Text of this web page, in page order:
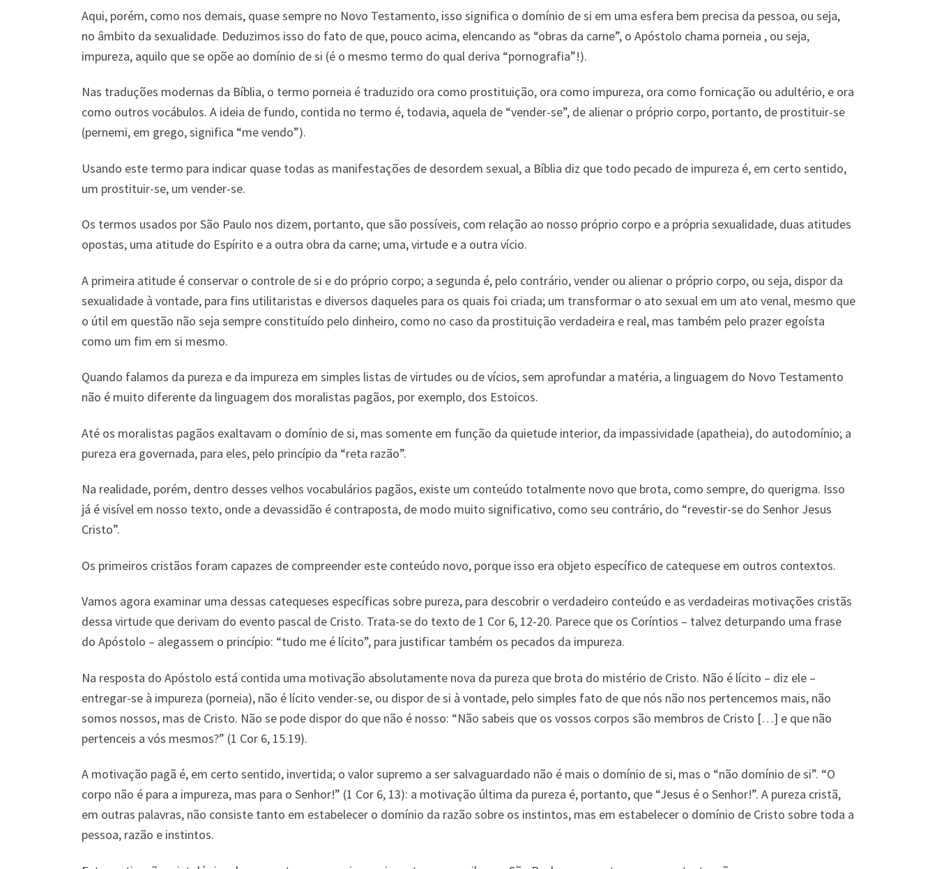
Aqui, porém, como nos demais, quase sempre no Novo Testamento, isso significa o domínio de si em uma esfera bem precisa da pessoa, ou seja,
no âmbito da sexualidade. Deduzimos isso do fato de que, pouco acima, elencando as “obras da carne”, o Apóstolo chama porneia , ou seja,
impureza, aquilo que se opõe ao domínio de si (é o mesmo termo do qual deriva “pornografia”!).
Nas traduções modernas da Bíblia, o termo porneia é traduzido ora como prostituição, ora como impureza, ora como fornicação ou adultério, e ora
como outros vocábulos. A ideia de fundo, contida no termo é, todavia, aquela de “vender-se”, de alienar o próprio corpo, portanto, de prostituir-se
(pernemi, em grego, significa “me vendo”).
Usando este termo para indicar quase todas as manifestações de desordem sexual, a Bíblia diz que todo pecado de impureza é, em certo sentido,
um prostituir-se, um vender-se.
Os termos usados por São Paulo nos dizem, portanto, que são possíveis, com relação ao nosso próprio corpo e a própria sexualidade, duas atitudes
opostas, uma atitude do Espírito e a outra obra da carne; uma, virtude e a outra vício.
A primeira atitude é conservar o controle de si e do próprio corpo; a segunda é, pelo contrário, vender ou alienar o próprio corpo, ou seja, dispor da
sexualidade à vontade, para fins utilitaristas e diversos daqueles para os quais foi criada; um transformar o ato sexual em um ato venal, mesmo que
o útil em questão não seja sempre constituído pelo dinheiro, como no caso da prostituição verdadeira e real, mas também pelo prazer egoísta
como um fim em si mesmo.
Quando falamos da pureza e da impureza em simples listas de virtudes ou de vícios, sem aprofundar a matéria, a linguagem do Novo Testamento
não é muito diferente da linguagem dos moralistas pagãos, por exemplo, dos Estoicos.
Até os moralistas pagãos exaltavam o domínio de si, mas somente em função da quietude interior, da impassividade (apatheia), do autodomínio; a
pureza era governada, para eles, pelo princípio da “reta razão”.
Na realidade, porém, dentro desses velhos vocabulários pagãos, existe um conteúdo totalmente novo que brota, como sempre, do querigma. Isso
já é visível em nosso texto, onde a devassidão é contraposta, de modo muito significativo, como seu contrário, do “revestir-se do Senhor Jesus
Cristo”.
Os primeiros cristãos foram capazes de compreender este conteúdo novo, porque isso era objeto específico de catequese em outros contextos.
Vamos agora examinar uma dessas catequeses específicas sobre pureza, para descobrir o verdadeiro conteúdo e as verdadeiras motivações cristãs
dessa virtude que derivam do evento pascal de Cristo. Trata-se do texto de 1 Cor 6, 12-20. Parece que os Coríntios – talvez deturpando uma frase
do Apóstolo – alegassem o princípio: “tudo me é lícito”, para justificar também os pecados da impureza.
Na resposta do Apóstolo está contida uma motivação absolutamente nova da pureza que brota do mistério de Cristo. Não é lícito – diz ele –
entregar-se à impureza (porneia), não é lícito vender-se, ou dispor de si à vontade, pelo simples fato de que nós não nos pertencemos mais, não
somos nossos, mas de Cristo. Não se pode dispor do que não é nosso: “Não sabeis que os vossos corpos são membros de Cristo […] e que não
pertenceis a vós mesmos?” (1 Cor 6, 15.19).
A motivação pagã é, em certo sentido, invertida; o valor supremo a ser salvaguardado não é mais o domínio de si, mas o “não domínio de si”. “O
corpo não é para a impureza, mas para o Senhor!” (1 Cor 6, 13): a motivação última da pureza é, portanto, que “Jesus é o Senhor!”. A pureza cristã,
em outras palavras, não consiste tanto em estabelecer o domínio da razão sobre os instintos, mas em estabelecer o domínio de Cristo sobre toda a
pessoa, razão e instintos.